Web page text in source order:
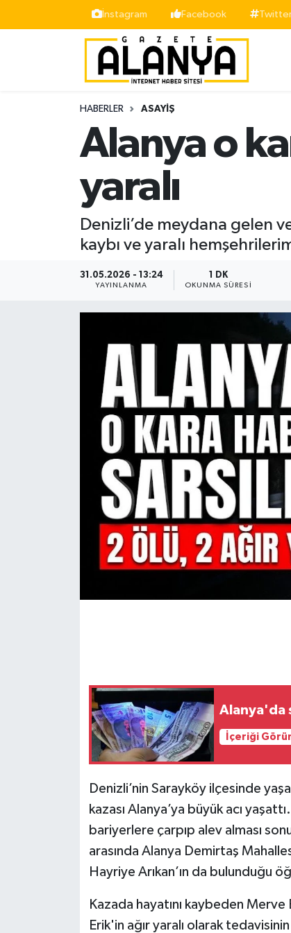
İnstagram Facebook
HABERLER ASAYIŞ
Alanya o
yaralı
Denizli’de meydana gelen
kaybı ve yaralı
31.05.2026 - 13:24
YAYINLANMA
1 DK
OKUNMA SÜRESI
Alanya'da
İçeriği
Denizli’nin Sarayköy ilçesinde
kazası Alanya’ya büyük acı
bariyerlere çarpıp alev alması
arasında Alanya Demirtaş
Hayriye Arıkan’ın da bulunduğu
Kazada hayatını kaybeden
Erik'in ağır yaralı olarak
Siyaset
İstanbul Nöbetçi Eczaneler
İstanbul Hava Durumu
Süper Lig Puan Durumu ve Fikstür
Tüm Manşetler
Son Dakika Haberleri